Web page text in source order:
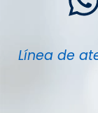
Línea de